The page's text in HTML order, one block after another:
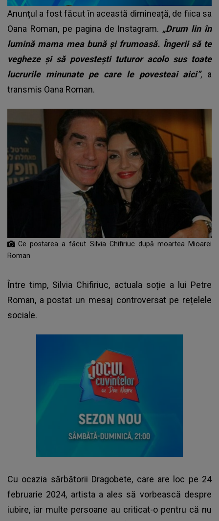
Anunțul a fost făcut în această dimineață, de fiica sa
Oana Roman, pe pagina de Instagram. „Drum lin în
lumină mama mea bună și frumoasă. Îngerii să te
vegheze și să povestești tuturor acolo sus toate
lucrurile minunate pe care le povesteai aici”, a
transmis Oana Roman.
Ce postarea a făcut Silvia Chifiriuc după moartea Mioarei
Roman
Între timp, Silvia Chifiriuc, actuala soție a lui Petre
Roman, a postat un mesaj controversat pe rețelele
sociale.
Cu ocazia sărbătorii Dragobete, care are loc pe 24
februarie 2024, artista a ales să vorbească despre
iubire, iar multe persoane au criticat-o pentru că nu